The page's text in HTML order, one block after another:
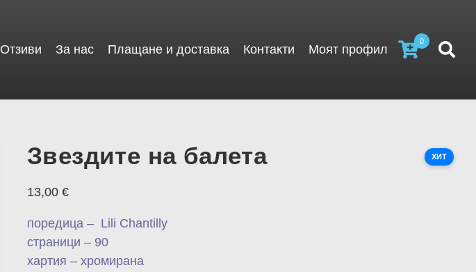
Отзиви За нас Плащане и доставка Контакти Моят профил
0
ХИТ
Звездите на балета
13,00 €
поредица – Lili Chantilly
страници – 90
хартия – хромирана